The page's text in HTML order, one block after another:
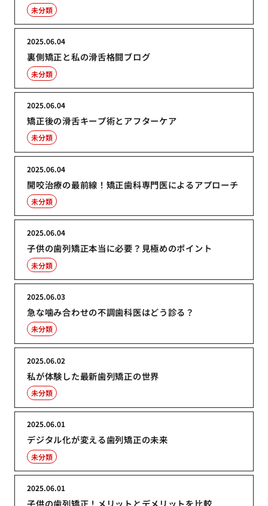
未分類
裏側矯正と私の滑舌格闘ブログ
2025.06.04
未分類
矯正後の滑舌キープ術とアフターケア
2025.06.04
未分類
開咬治療の最前線！矯正歯科専門医によるアプローチ
2025.06.04
未分類
子供の歯列矯正本当に必要？見極めのポイント
2025.06.04
未分類
急な噛み合わせの不調歯科医はどう診る？
2025.06.03
未分類
私が体験した最新歯列矯正の世界
2025.06.02
未分類
デジタル化が変える歯列矯正の未来
2025.06.01
未分類
子供の歯列矯正！メリットとデメリットを比較
2025.06.01